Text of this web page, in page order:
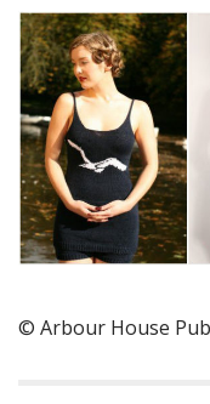
© Arbour House